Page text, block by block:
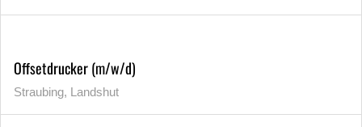
Offsetdrucker (m/w/d)
Straubing, Landshut